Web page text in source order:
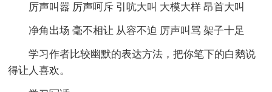
厉声叫嚣 厉声呵斥 引吭大叫 大模大样 昂首大叫
净角出场 毫不相让 从容不迫 厉声叫骂 架子十足
学习作者比较幽默的表达方法，把你笔下的白鹅说
得让人喜欢。